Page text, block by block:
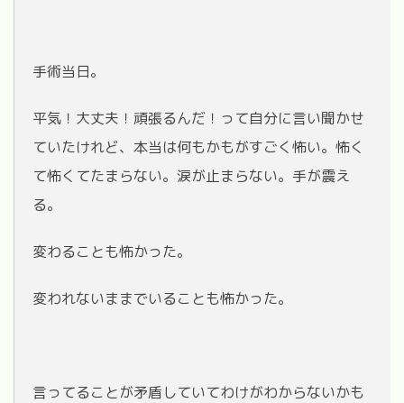
手術当日。
平気！大丈夫！頑張るんだ！って自分に言い聞かせ
ていたけれど、本当は何もかもがすごく怖い。怖く
て怖くてたまらない。涙が止まらない。手が震え
る。
変わることも怖かった。
変われないままでいることも怖かった。
言ってることが矛盾していてわけがわからないかも